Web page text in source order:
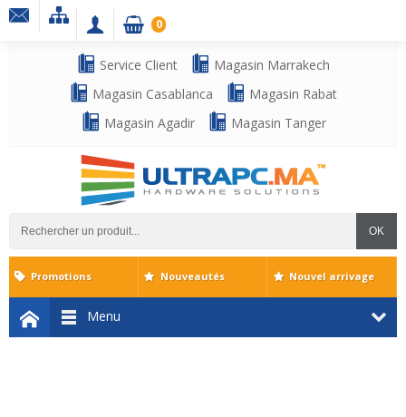
Service Client
Magasin Marrakech
Magasin Casablanca
Magasin Rabat
Magasin Agadir
Magasin Tanger
OK
0
Menu
Promotions Nouveautés Nouvel arrivage